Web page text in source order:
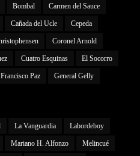
Bombal Carmen del Sauce
Cañada del Ucle Cepeda
Coronel Arnold
Cuatro Esquinas El Socorro
Francisco Paz General Gelly
La Vanguardia Labordeboy
Mariano H. Alfonzo Melincué